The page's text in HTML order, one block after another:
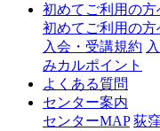
初めてご利用の方
初めてご利用の方
入会・受講規約
みカルポイント
よくある質問
センター案内
センターMAP 荻窪